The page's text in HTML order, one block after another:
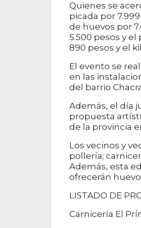
Quienes se
picada por
de huevos por
5.500 pesos y
890 pesos y el
El evento se
en las
del barrio
Además, el día
propuesta
de la provincia
Los vecinos y
pollería;
Además, esta
ofrecerán
LISTADO DE
Carnicería El